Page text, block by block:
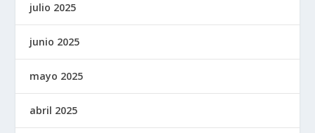
julio 2025
junio 2025
mayo 2025
abril 2025